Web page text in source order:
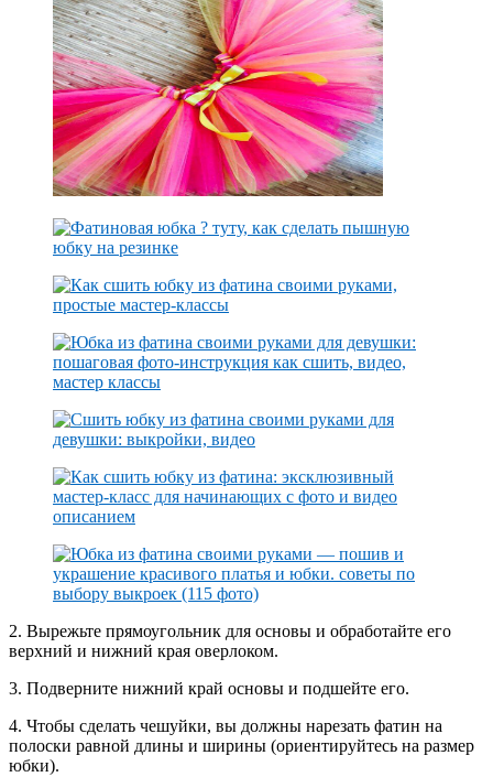
2. Вырежьте прямоугольник для основы и обработайте его
верхний и нижний края оверлоком.
3. Подверните нижний край основы и подшейте его.
4. Чтобы сделать чешуйки, вы должны нарезать фатин на
полоски равной длины и ширины (ориентируйтесь на размер
юбки).